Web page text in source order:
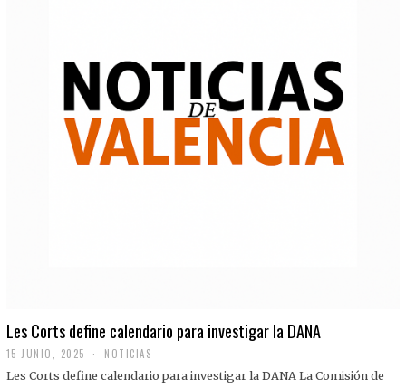
Les Corts define calendario para investigar la DANA
15 JUNIO, 2025 NOTICIAS
Les Corts define calendario para investigar la DANA La Comisión de